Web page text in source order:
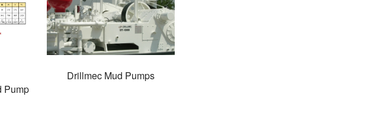
Pump
Drillmec Mud Pumps